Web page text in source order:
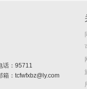
话：95711
箱：tcfwfxbz@ly.com